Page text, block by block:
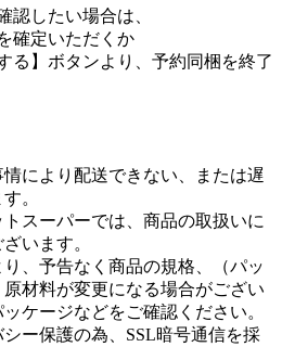
認したい場合は、
確定いただくか
る】ボタンより、予約同梱を終了
により配送できない、または遅
。
スーパーでは、商品の取扱いに
います。
、予告なく商品の規格、（パッ
材料が変更になる場合がござい
ケージなどをご確認ください。
ー保護の為、SSL暗号通信を採